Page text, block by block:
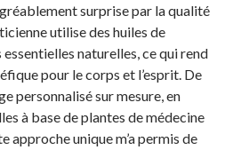
surprise par la qualité
utilise des huiles de
naturelles, ce qui rend
pour le corps et l’esprit. De
personnalisé sur mesure, en
à base de plantes de médecine
unique m’a permis de